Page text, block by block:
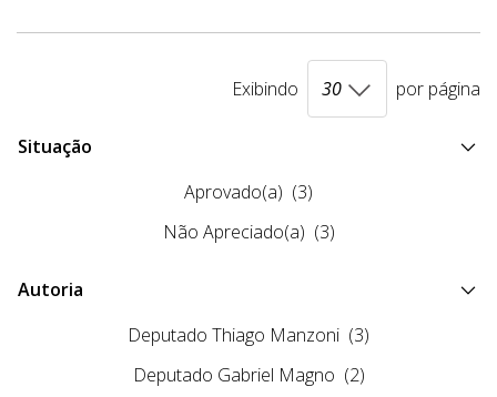
Exibindo por página
Situação
Aprovado(a) (3)
Não Apreciado(a) (3)
Autoria
Deputado Thiago Manzoni (3)
Deputado Gabriel Magno (2)